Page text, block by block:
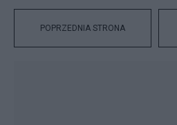
POPRZEDNIA STRONA